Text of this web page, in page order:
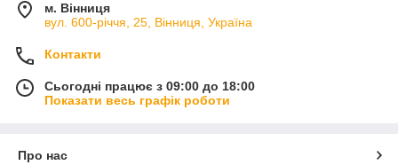
м. Вінниця
вул. 600-річчя, 25, Вінниця, Україна
Контакти
Сьогодні працює з 09:00 до 18:00
Показати весь графік роботи
Про нас